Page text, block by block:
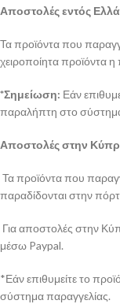
Αποστολές εντός
Τα προϊόντα που
χειροποίητα προϊόντα η
*Σημείωση: Εάν
παραλήπτη στο
Αποστολές στην
Τα προϊόντα που
παραδίδονται στην
Για αποστολές στην
μέσω Paypal.
*Εάν επιθυμείτε το
σύστημα παραγγελίας.